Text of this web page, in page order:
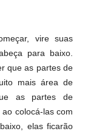
vire suas
para baixo.
que as partes de
mais área de
as partes de
colocá-las com
elas ficarão